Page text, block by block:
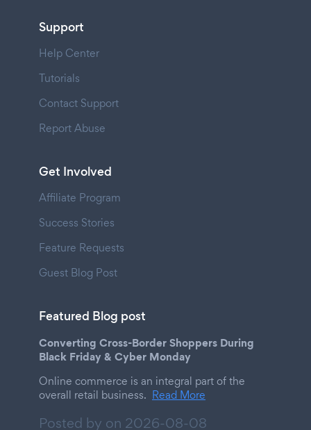
Support
Help Center
Tutorials
Contact Support
Report Abuse
Get Involved
Affiliate Program
Success Stories
Feature Requests
Guest Blog Post
Featured Blog post
Converting Cross-Border Shoppers During
Black Friday & Cyber Monday
Online commerce is an integral part of the
overall retail business. Read More
Posted by on 2026-08-08